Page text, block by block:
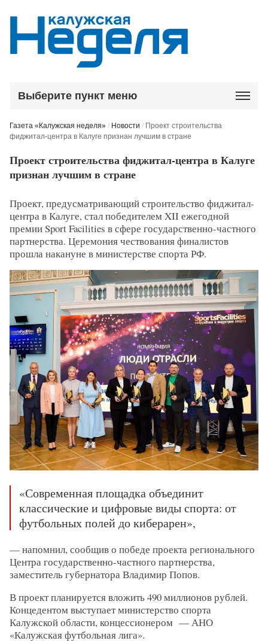
Выберите пункт меню
Газета «Калужская неделя» / Новости / Проект строительства
фиджитал-центра в Калуге признан лучшим в стране
Проект строительства фиджитал-центра в Калуге
признан лучшим в стране
Проект, предусматривающий строительство фиджитал-
центра в Калуге, стал победителем XII ежегодной
премии Sport Facilities в сфере государственно-частного
партнерства. Церемония чествования финалистов
прошла накануне в министерстве спорта РФ.
«Современная площадка объединит
классические и цифровые виды спорта: от
футбольных полей до киберарен»,
— напомнил, сообщив о победе проекта регионального
Центра государственно-частного партнерства,
заместитель губернатора Владимир Попов.
В проект планируется вложить 490 миллионов рублей.
Концедентом выступает министерство спорта
Калужской области, концессионером — АНО
«Калужская футбольная лига».